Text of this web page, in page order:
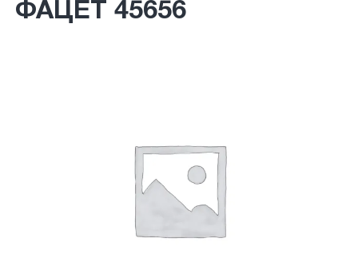
ФАЦЕТ 45656
Согласен с обработкой персональных
данных в соответствии с политикой
конфиденциальности